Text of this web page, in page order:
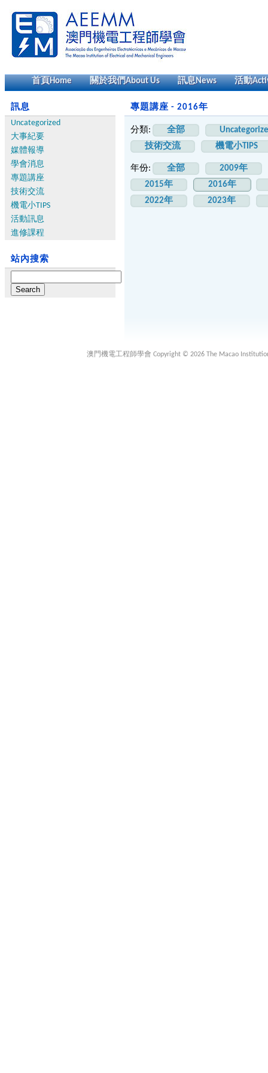
首頁Home 關於我們About Us 訊息News 活動
訊息
Uncategorized
大事紀要
媒體報導
學會消息
專題講座
技術交流
機電小TIPS
活動訊息
進修課程
站內搜索
for:
專題講座 - 2016年
分類: 全部
技術交流
機電小TIPS
年份: 全部
2009年
2015年
2016年
2022年
2023年
澳門機電工程師學會 Copyright © 2026 The Macao